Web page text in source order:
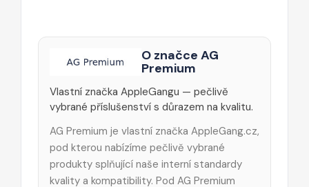
O značce AG
Premium
Vlastní značka AppleGangu — pečlivě
vybrané příslušenství s důrazem na kvalitu.
AG Premium je vlastní značka AppleGang.cz,
pod kterou nabízíme pečlivě vybrané
produkty splňující naše interní standardy
kvality a kompatibility. Pod AG Premium